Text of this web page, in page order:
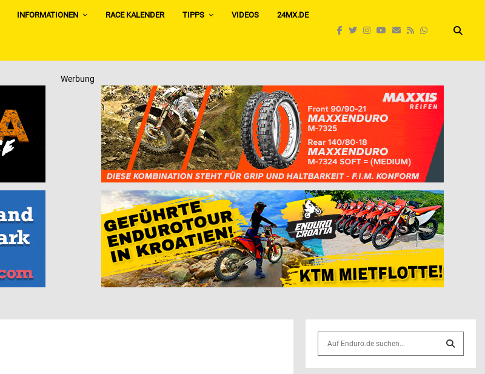
INFORMATIONEN RACE KALENDER TIPPS VIDEOS 24MX.DE
Werbung
S